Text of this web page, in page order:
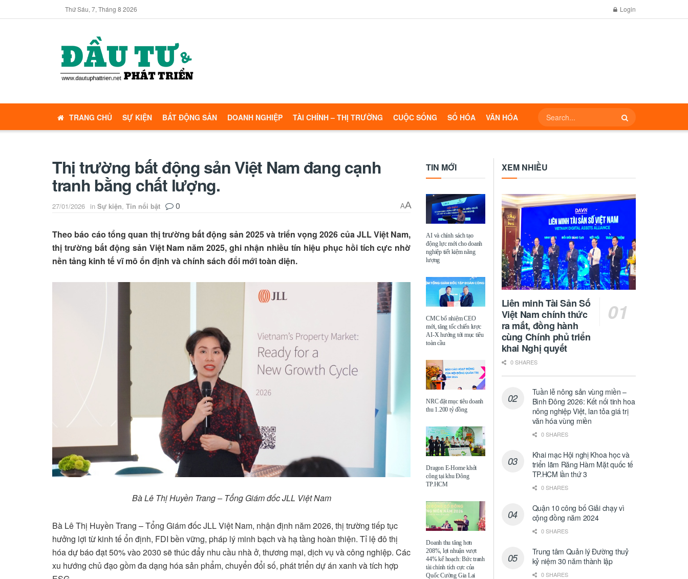
Thứ Sáu, 7, Tháng 8 2026 Login
TRANG CHỦ SỰ KIỆN BẤT ĐỘNG SẢN DOANH NGHIỆP TÀI CHÍNH – THỊ TRƯỜNG CUỘC SỐNG SỐ HÓA VĂN HÓA
Thị trường bất động sản Việt Nam đang cạnh
tranh bằng chất lượng.
27/01/2026 in Sự kiện, Tin nổi bật 0 AA
Theo báo cáo tổng quan thị trường bất động sản 2025 và triển vọng 2026 của JLL Việt Nam,
thị trường bất động sản Việt Nam năm 2025, ghi nhận nhiều tín hiệu phục hồi tích cực nhờ
nền tảng kinh tế vĩ mô ổn định và chính sách đổi mới toàn diện.
Bà Lê Thị Huyền Trang – Tổng Giám đốc JLL Việt Nam
Bà Lê Thị Huyền Trang – Tổng Giám đốc JLL Việt Nam, nhận định năm 2026, thị trường tiếp tục
hưởng lợi từ kinh tế ổn định, FDI bền vững, pháp lý minh bạch và hạ tầng hoàn thiện. Tỉ lệ đô thị
hóa dự báo đạt 50% vào 2030 sẽ thúc đẩy nhu cầu nhà ở, thương mại, dịch vụ và công nghiệp. Các
xu hướng chủ đạo gồm đa dạng hóa sản phẩm, chuyển đổi số, phát triển dự án xanh và tích hợp
TIN MỚI
AI và chính sách tạo
động lực mới cho doanh
nghiệp tiết kiệm năng
lượng
CMC bổ nhiệm CEO
mới, tăng tốc chiến lược
AI-X hướng tới mục tiêu
toàn cầu
NRC đặt mục tiêu doanh
thu 1.200 tỷ đồng
Dragon E-Home khởi
công tại khu Đông
TP.HCM
Doanh thu tăng hơn
208%, lợi nhuận vượt
44% kế hoạch: Bức tranh
tài chính tích cực của
Quốc Cường Gia Lai
XEM NHIỀU
Liên minh Tài Sản Số
Việt Nam chính thức
ra mắt, đồng hành
cùng Chính phủ triển
khai Nghị quyết
0 SHARES
Tuần lễ nông sản vùng miền –
Bình Đông 2026: Kết nối tinh hoa
nông nghiệp Việt, lan tỏa giá trị
văn hóa vùng miền
0 SHARES
Khai mạc Hội nghị Khoa học và
triển lãm Răng Hàm Mặt quốc tế
TP.HCM lần thứ 3
0 SHARES
Quận 10 công bố Giải chạy vì
cộng đồng năm 2024
0 SHARES
Trung tâm Quản lý Đường thuỷ
kỷ niệm 30 năm thành lập
0 SHARES